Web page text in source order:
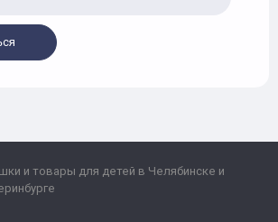
и товары для детей в Челябинске и